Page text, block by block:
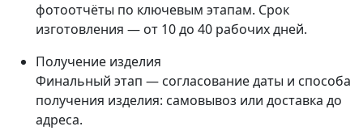
фотоотчёты по ключевым этапам. Срок
изготовления — от 10 до 40 рабочих дней.
Получение изделия
Финальный этап — согласование даты и способа
получения изделия: самовывоз или доставка до
адреса.